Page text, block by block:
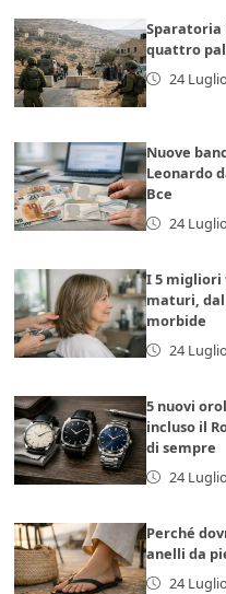
Sparatoria
quattro
24
Nuove
Leonardo
Bce
24
I 5 migliori
maturi, dal
morbide
24
5 nuovi
incluso il
di sempre
24
Perché
anelli da
24